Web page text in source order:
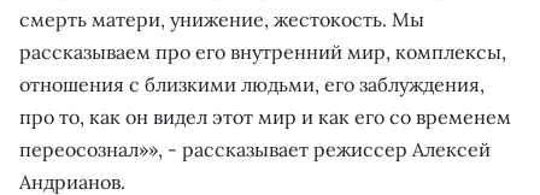
смерть матери, унижение, жестокость. Мы
рассказываем про его внутренний мир, комплексы,
отношения с близкими людьми, его заблуждения,
про то, как он видел этот мир и как его со временем
переосознал»», - рассказывает режиссер Алексей
Андрианов.